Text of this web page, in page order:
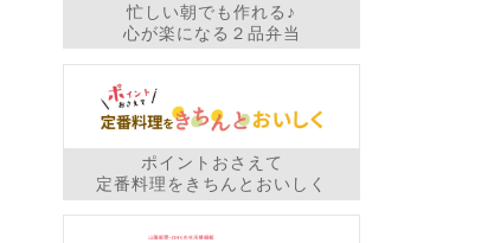
忙しい朝でも作れる♪
心が楽になる２品弁当
ポイントおさえて
定番料理をきちんとおいしく